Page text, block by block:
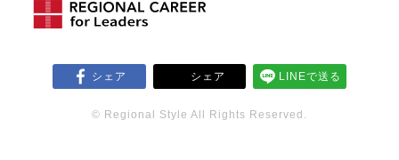
シェア シェア LINEで送る
© Regional Style All Rights Reserved.